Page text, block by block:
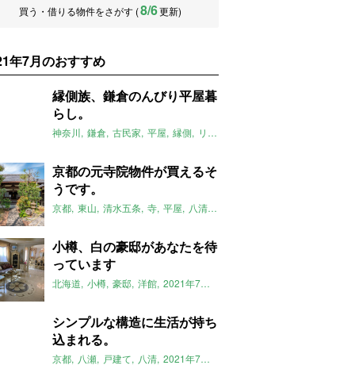
買う・借りる物件をさがす (8/6更新)
年7月のおすすめ
縁側族、鎌倉のんびり平屋暮
らし。
神奈川 鎌倉 古民家 平屋 縁側 リノベーション
京都の元寺院物件が買えるそ
うです。
京都 東山 清水五条 寺 平屋 八清 2021年7月のおすすめ
小樽、白の豪邸があなたを待
っています
北海道 小樽 豪邸 洋館 2021年7月のおすすめ
シンプルな構造に生活が持ち
込まれる。
京都 八瀬 戸建て 八清 2021年7月のおすすめ